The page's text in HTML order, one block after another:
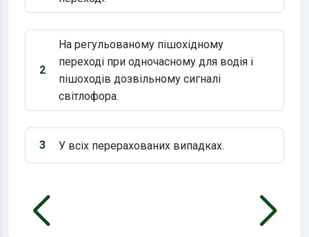
Варіант 2:
2
На регульованому пішохідному
переході при одночасному для водія і
пішоходів дозвільному сигналі
світлофора.
Варіант 3:
3 У всіх перерахованих випадках.